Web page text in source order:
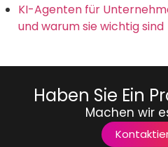
KI-Agenten für
und warum sie wichtig sind
Haben Sie Ein
Machen wir